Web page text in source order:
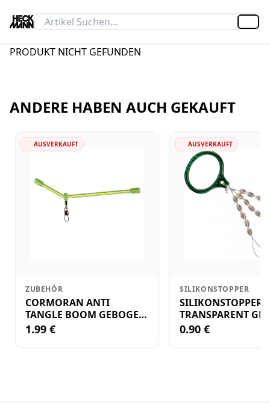
PRODUKT NICHT GEFUNDEN
ANDERE HABEN AUCH GEKAUFT
AUSVERKAUFT
ZUBEHÖR
CORMORAN ANTI
TANGLE BOOM GEBOGEN
12CM M.WIRBEL(PLASTIK)
1.99 €
AUSVERKAUFT
SILIKONSTOPPER
SILIKONSTOPPER
TRANSPARENT
KLEIN
0.90 €